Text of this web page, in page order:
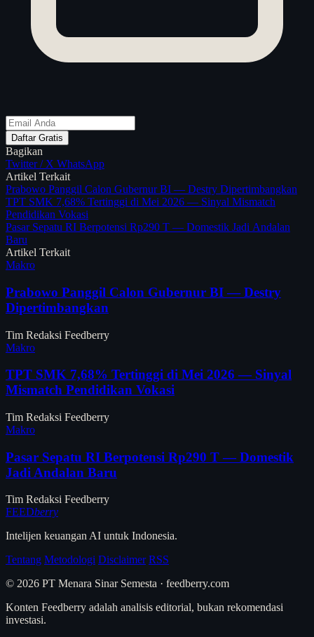
Daftar Gratis
Bagikan
Twitter / X WhatsApp
Artikel Terkait
Prabowo Panggil Calon Gubernur BI — Destry Dipertimbangkan
TPT SMK 7,68% Tertinggi di Mei 2026 — Sinyal Mismatch
Pendidikan Vokasi
Pasar Sepatu RI Berpotensi Rp290 T — Domestik Jadi Andalan
Baru
Artikel Terkait
Makro
Prabowo Panggil Calon Gubernur BI — Destry
Dipertimbangkan
Tim Redaksi Feedberry
Makro
TPT SMK 7,68% Tertinggi di Mei 2026 — Sinyal
Mismatch Pendidikan Vokasi
Tim Redaksi Feedberry
Makro
Pasar Sepatu RI Berpotensi Rp290 T — Domestik
Jadi Andalan Baru
Tim Redaksi Feedberry
FEEDberry
Intelijen keuangan AI untuk Indonesia.
Tentang Metodologi Disclaimer RSS
© 2026 PT Menara Sinar Semesta · feedberry.com
Konten Feedberry adalah analisis editorial, bukan rekomendasi
investasi.